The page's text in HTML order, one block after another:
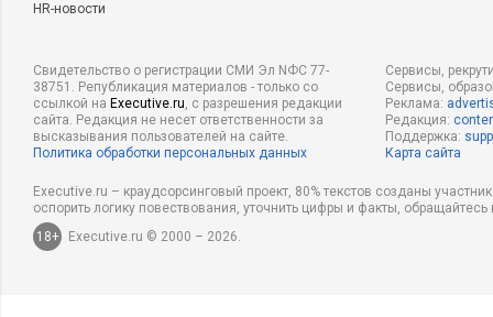
HR-новости
Свидетельство о регистрации СМИ Эл NФС 77-
38751. Републикация материалов - только со
ссылкой на Executive.ru, с разрешения редакции
сайта. Редакция не несет ответственности за
высказывания пользователей на сайте.
Политика обработки персональных данных
Сервисы,
Сервисы,
Реклама:
Редакция:
Поддержка:
Карта сайта
Executive.ru – краудсорсинговый проект, 80% текстов созданы
оспорить логику повествования, уточнить цифры и факты,
18+
Executive.ru © 2000 – 2026.